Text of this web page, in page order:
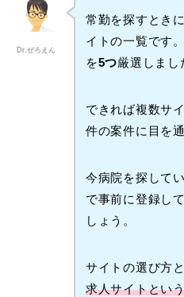
Dr.ぜろえん
常勤を探すとき
イトの一覧です
を5つ厳選しまし
できれば複数サ
件の案件に目を
今病院を探して
で事前に登録し
しょう。
サイトの選び方
求人サイトとい